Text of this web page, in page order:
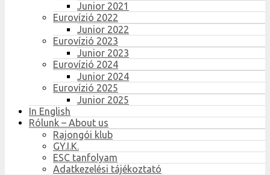
Junior 2021
Eurovízió 2022
Junior 2022
Eurovízió 2023
Junior 2023
Eurovízió 2024
Junior 2024
Eurovízió 2025
Junior 2025
In English
Rólunk – About us
Rajongói klub
GY.I.K.
ESC tanfolyam
Adatkezelési tájékoztató